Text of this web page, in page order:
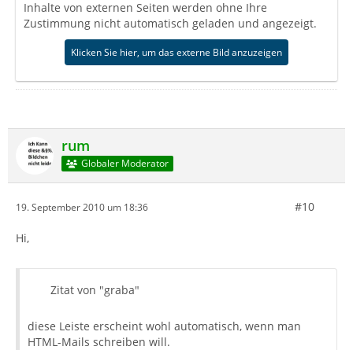
Inhalte von externen Seiten werden ohne Ihre
Zustimmung nicht automatisch geladen und angezeigt.
Klicken Sie hier, um das externe Bild anzuzeigen
rum
Globaler Moderator
19. September 2010 um 18:36 #10
Hi,
Zitat von "graba"
diese Leiste erscheint wohl automatisch, wenn man
HTML-Mails schreiben will.